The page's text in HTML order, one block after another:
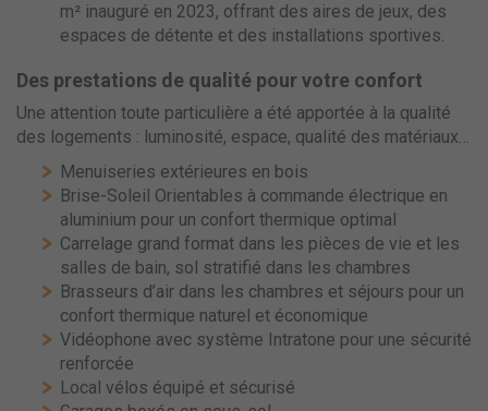
m² inauguré en 2023, offrant des aires de jeux, des
espaces de détente et des installations sportives.
Des prestations de qualité pour votre confort
Une attention toute particulière a été apportée à la qualité
des logements : luminosité, espace, qualité des matériaux…
Menuiseries extérieures en bois
Brise-Soleil Orientables à commande électrique en
aluminium pour un confort thermique optimal
Carrelage grand format dans les pièces de vie et les
salles de bain, sol stratifié dans les chambres
Brasseurs d’air dans les chambres et séjours pour un
confort thermique naturel et économique
Vidéophone avec système Intratone pour une sécurité
renforcée
Local vélos équipé et sécurisé